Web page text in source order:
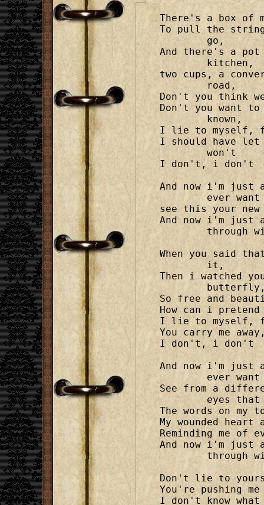
There's a box of
To pull the
	go,
And there's a
	kitchen,
two cups, a
Don't you think
Don't you want
	known,
I lie to myself,
I should have let
	won't
I don't, i don't
And now i'm just
	ever want me to
see this your
And now i'm just
	through with me
When you said
Then i watched
	butterfly,
So free and
How can i
I lie to myself,
You carry me
I don't, i don't
And now i'm just
	ever want me to,
See from a
	eyes that make you true,
The words on my
My wounded heart
Reminding me of
And now i'm just
	through with me
Don't lie to
You're pushing me
I don't know